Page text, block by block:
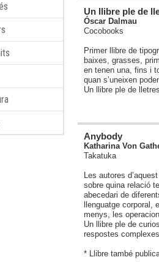
Un llibre ple de
Óscar Dalmau
Cocobooks
Primer llibre de
baixes, grasses,
en tenen una, fins i
quan s’uneixen
Un llibre ple de
Anybody
Katharina Von
Takatuka
Les autores
sobre quina relació
abecedari de
llenguatge
menys, les
Un llibre ple de
respostes
* Llibre també